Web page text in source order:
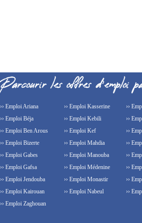
›› Emploi Ariana
›› Emploi Béja
›› Emploi Ben Arous
›› Emploi Bizerte
›› Emploi Gabes
›› Emploi Gafsa
›› Emploi Jendouba
›› Emploi Kairouan
›› Emploi Kasserine
›› Emploi Kebili
›› Emploi Kef
›› Emploi Mahdia
›› Emploi Manouba
›› Emploi Médenine
›› Emploi Monastir
›› Emploi Nabeul
››
››
››
››
››
››
››
››
›› Emploi Zaghouan